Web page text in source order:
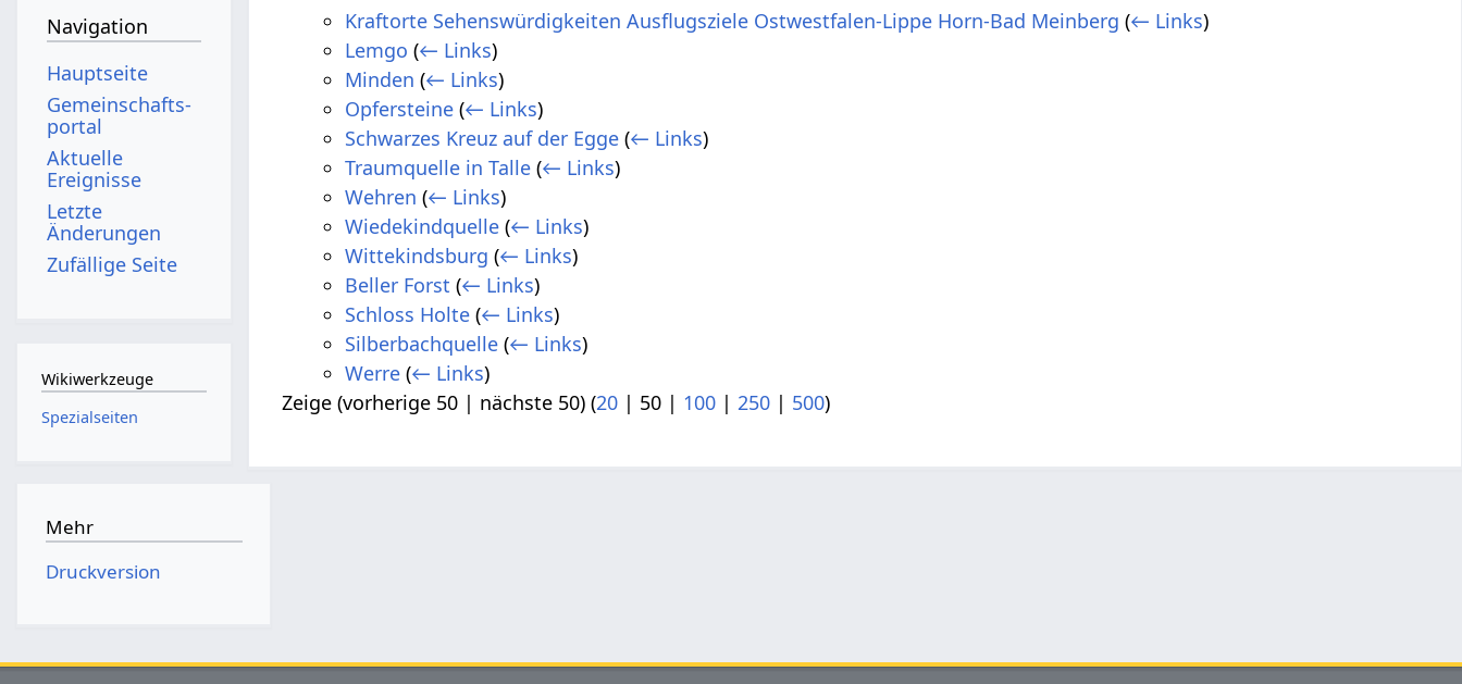
Kraftorte Sehenswürdigkeiten Ausflugsziele Ostwestfalen-Lippe Horn-Bad Meinberg (← Links)
Lemgo (← Links)
Minden (← Links)
Opfersteine (← Links)
Schwarzes Kreuz auf der Egge (← Links)
Traumquelle in Talle (← Links)
Wehren (← Links)
Wiedekindquelle (← Links)
Wittekindsburg (← Links)
Beller Forst (← Links)
Schloss Holte (← Links)
Silberbachquelle (← Links)
Werre (← Links)
Zeige (vorherige 50 | nächste 50) (20 | 50 | 100 | 250 | 500)
Navigation
Hauptseite
Gemeinschafts­
portal
Aktuelle
Ereignisse
Letzte
Änderungen
Zufällige Seite
Wikiwerkzeuge
Spezialseiten
Mehr
Druckversion